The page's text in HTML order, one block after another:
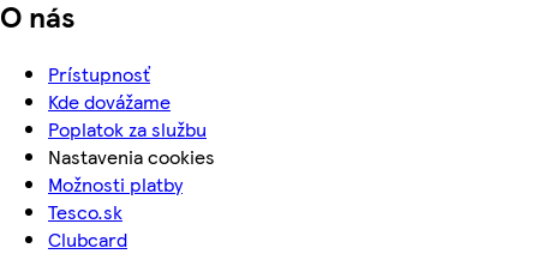
O nás
Prístupnosť
Kde dovážame
Poplatok za službu
Nastavenia cookies
Možnosti platby
Tesco.sk
Clubcard